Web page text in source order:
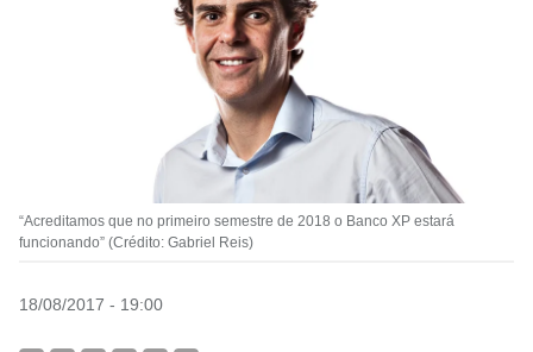
“Acreditamos que no primeiro semestre de 2018 o Banco XP estará
funcionando” (Crédito: Gabriel Reis)
18/08/2017 - 19:00